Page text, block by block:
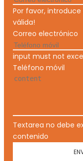
Por favor,
válida!
Correo electrónico
input must not
Teléfono móvil
Textarea no debe
contenido